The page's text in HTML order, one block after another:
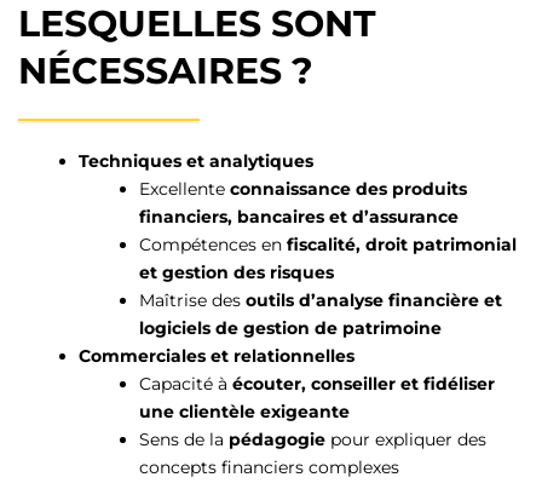
LESQUELLES SONT
NÉCESSAIRES ?
Techniques et analytiques
Excellente connaissance des produits
financiers, bancaires et d’assurance
Compétences en fiscalité, droit patrimonial
et gestion des risques
Maîtrise des outils d’analyse financière et
logiciels de gestion de patrimoine
Commerciales et relationnelles
Capacité à écouter, conseiller et fidéliser
une clientèle exigeante
Sens de la pédagogie pour expliquer des
concepts financiers complexes